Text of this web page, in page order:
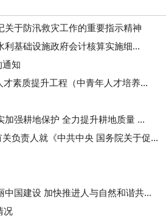
于防汛救灾工作的重要指示精神
基础设施政府会计核算实施细...
知
素质提升工程（中青年人才培养...
强耕地保护 全力提升耕地质量 ...
负责人就《中共中央 国务院关于促...
国建设 加快推进人与自然和谐共...
况